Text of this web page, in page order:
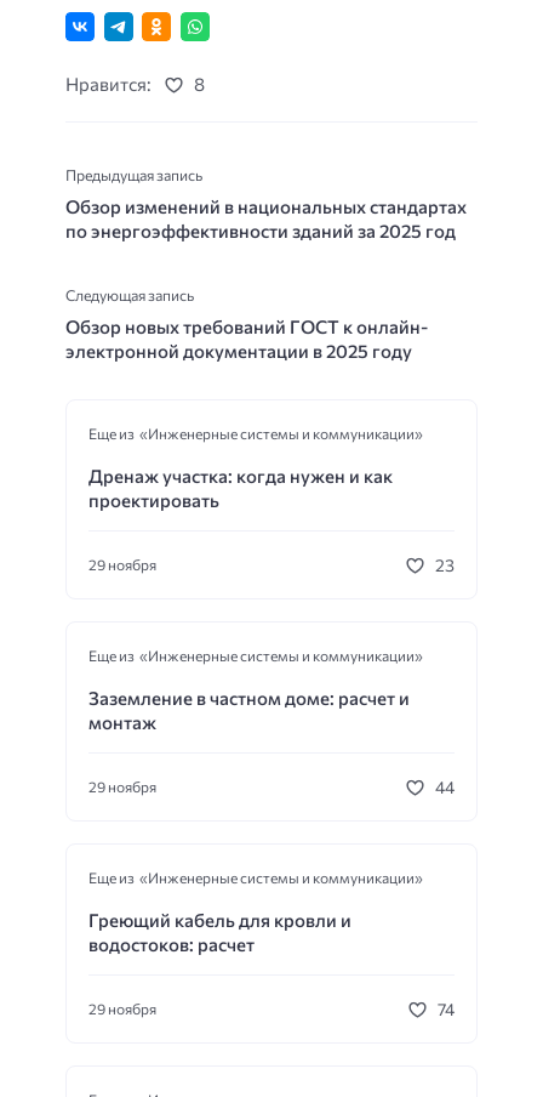
Нравится: 8
Предыдущая запись
Обзор изменений в национальных стандартах
по энергоэффективности зданий за 2025 год
Следующая запись
Обзор новых требований ГОСТ к онлайн-
электронной документации в 2025 году
Еще из «Инженерные системы и коммуникации»
Дренаж участка: когда нужен и как
проектировать
29 ноября 23
Еще из «Инженерные системы и коммуникации»
Заземление в частном доме: расчет и
монтаж
29 ноября 44
Еще из «Инженерные системы и коммуникации»
Греющий кабель для кровли и
водостоков: расчет
29 ноября 74